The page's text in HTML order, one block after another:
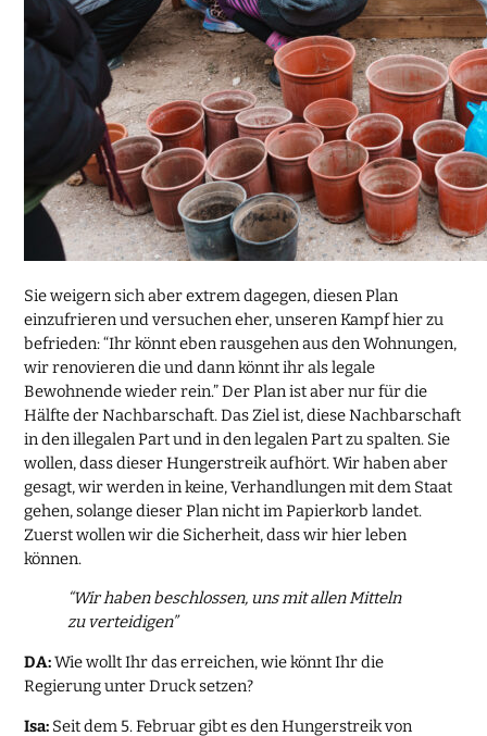
Sie weigern sich aber extrem dagegen, diesen Plan
einzufrieren und versuchen eher, unseren Kampf hier zu
befrieden: “Ihr könnt eben rausgehen aus den Wohnungen,
wir renovieren die und dann könnt ihr als legale
Bewohnende wieder rein.” Der Plan ist aber nur für die
Hälfte der Nachbarschaft. Das Ziel ist, diese Nachbarschaft
in den illegalen Part und in den legalen Part zu spalten. Sie
wollen, dass dieser Hungerstreik aufhört. Wir haben aber
gesagt, wir werden in keine, Verhandlungen mit dem Staat
gehen, solange dieser Plan nicht im Papierkorb landet.
Zuerst wollen wir die Sicherheit, dass wir hier leben
können.
“Wir haben beschlossen, uns mit allen Mitteln
zu verteidigen”
DA:Wie wollt Ihr das erreichen, wie könnt Ihr die
Regierung unter Druck setzen?
Isa: Seit dem 5. Februar gibt es den Hungerstreik von